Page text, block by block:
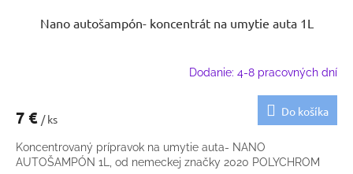
Nano autošampón- koncentrát na umytie auta 1L
Dodanie: 4-8 pracovných dní
7 € / ks
Do košíka
Koncentrovaný prípravok na umytie auta- NANO
AUTOŠAMPÓN 1L, od nemeckej značky 2020 POLYCHROM